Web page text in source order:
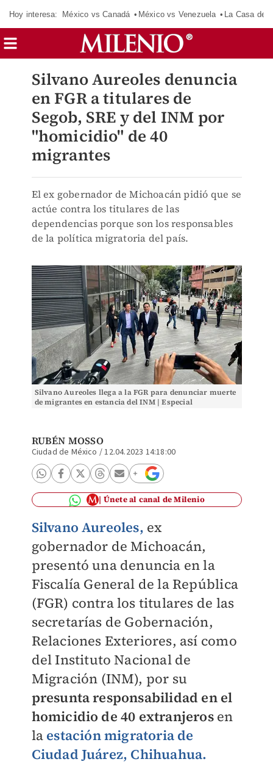
Hoy interesa: México vs Canadá México vs Venezuela La Casa de
Silvano Aureoles denuncia
en FGR a titulares de
Segob, SRE y del INM por
"homicidio" de 40
migrantes
El ex gobernador de Michoacán pidió que se
actúe contra los titulares de las
dependencias porque son los responsables
de la política migratoria del país.
Silvano Aureoles llega a la FGR para denunciar muerte
de migrantes en estancia del INM | Especial
RUBÉN MOSSO
Ciudad de México /12.04.2023 14:18:00
Únete al canal de Milenio
Silvano Aureoles, ex
gobernador de Michoacán,
presentó una denuncia en la
Fiscalía General de la República
(FGR) contra los titulares de las
secretarías de Gobernación,
Relaciones Exteriores, así como
del Instituto Nacional de
Migración (INM), por su
presunta responsabilidad en el
homicidio de 40 extranjerosen
la estación migratoria de
Ciudad Juárez, Chihuahua.